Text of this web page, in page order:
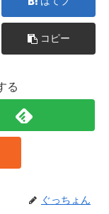
コピー
る
ぐっちょん